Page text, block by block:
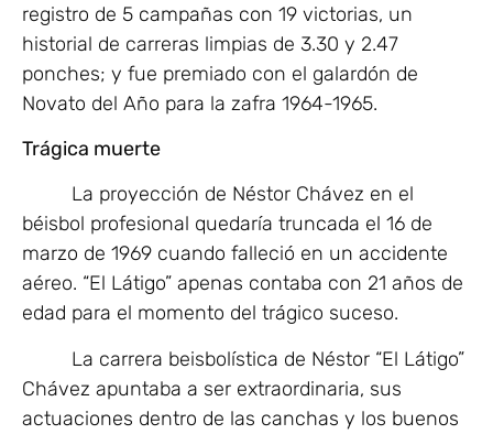
registro de 5 campañas con 19 victorias, un
historial de carreras limpias de 3.30 y 2.47
ponches; y fue premiado con el galardón de
Novato del Año para la zafra 1964-1965.
Trágica muerte
La proyección de Néstor Chávez en el
béisbol profesional quedaría truncada el 16 de
marzo de 1969 cuando falleció en un accidente
aéreo. “El Látigo” apenas contaba con 21 años de
edad para el momento del trágico suceso.
La carrera beisbolística de Néstor “El Látigo”
Chávez apuntaba a ser extraordinaria, sus
actuaciones dentro de las canchas y los buenos